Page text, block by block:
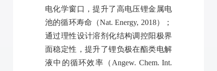
电化学窗口，提升了高电压锂金属电
池的循环寿命（Nat. Energy, 2018）；
通过理性设计溶剂化结构调控阳极界
面稳定性，提升了锂负极在酯类电解
液中的循环效率（Angew. Chem. Int.